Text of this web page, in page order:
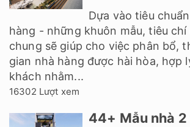
Dựa vào tiêu
hàng - những khuôn mẫu, tiêu chí
chung sẽ giúp cho việc phân bổ,
gian nhà hàng được hài hòa, hợp
khách nhằm...
16302 Lượt xem
44+ Mẫu nhà 2